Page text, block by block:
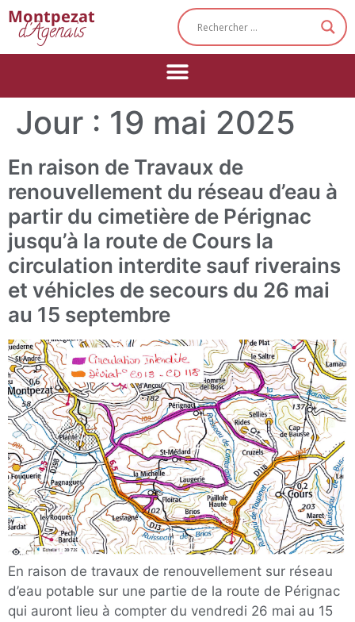
Montpezat
d'Agenais
Jour : 19 mai 2025
En raison de Travaux de
renouvellement du réseau d’eau à
partir du cimetière de Pérignac
jusqu’à la route de Cours la
circulation interdite sauf riverains
et véhicles de secours du 26 mai
au 15 septembre
En raison de travaux de renouvellement sur réseau
d’eau potable sur une partie de la route de Pérignac
qui auront lieu à compter du vendredi 26 mai au 15
Cookies management panel